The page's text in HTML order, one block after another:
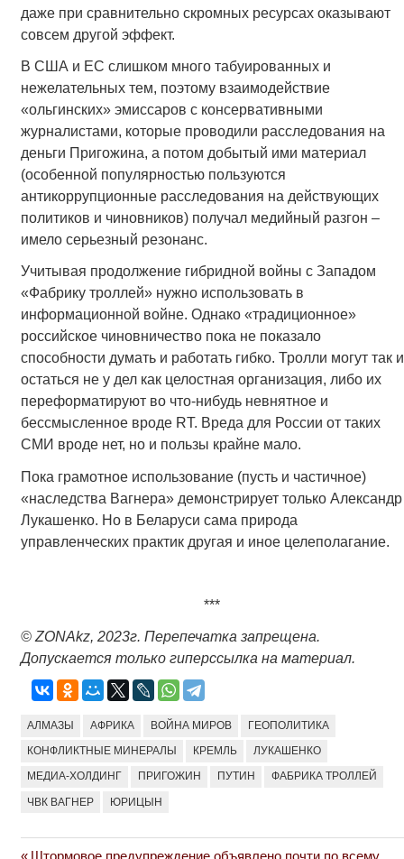
даже при сравнительно скромных ресурсах оказывают
совсем другой эффект.
В США и ЕС слишком много табуированных и
нежелательных тем, поэтому взаимодействие
«ольгинских» эмиссаров с консервативными
журналистами, которые проводили расследования на
деньги Пригожина, а потом добытый ими материал
(особенной популярностью пользуются
антикоррупционные расследования на действующих
политиков и чиновников) получал медийный разгон –
имело серьезный резонанс.
Учитывая продолжение гибридной войны с Западом
«Фабрику троллей» нужно использовать в
информационной войне. Однако «традиционное»
российское чиновничество пока не показало
способности думать и работать гибко. Тролли могут так и
остаться не у дел как целостная организация, либо их
переформатируют во что-нибудь невнятное и
бессмысленное вроде RT. Вреда для России от таких
СМИ вроде нет, но и пользы крайне мало.
Пока грамотное использование (пусть и частичное)
«наследства Вагнера» демонстрирует только Александр
Лукашенко. Но в Беларуси сама природа
управленческих практик другая и иное целеполагание.
***
© ZONAkz, 2023г. Перепечатка запрещена.
Допускается только гиперссылка на материал.
АЛМАЗЫ АФРИКА ВОЙНА МИРОВ ГЕОПОЛИТИКА
КОНФЛИКТНЫЕ МИНЕРАЛЫ КРЕМЛЬ ЛУКАШЕНКО
МЕДИА-ХОЛДИНГ ПРИГОЖИН ПУТИН ФАБРИКА ТРОЛЛЕЙ
ЧВК ВАГНЕР ЮРИЦЫН
Previous
Штормовое предупреждение объявлено почти по всему